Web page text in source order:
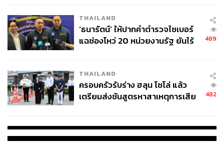
จ่ายหนี้-แอบระบุแบรนด์
THAILAND
‘ธนารัตน์’ ให้ปากคำตำรวจไซเบอร์
แฉช่องโหว่ 20 หน่วยงานรัฐ ยันไร้
489
THAILAND
ครอบครัวรับร่าง ฮลุน โซโล่ แล้ว
เตรียมส่งชันสูตรหาสาเหตุการเสีย
482